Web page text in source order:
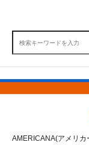
AMERICANA(アメリ